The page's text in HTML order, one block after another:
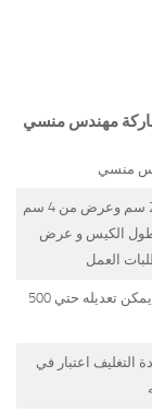
طول الكيس من 5 سم الي 20 سم وعرض من 4 سم
طول الكيس و عرض
العمل
من 5 جرام حتي 250 جرام و يمكن تعديله حتي 500
التغليف اعتبار في